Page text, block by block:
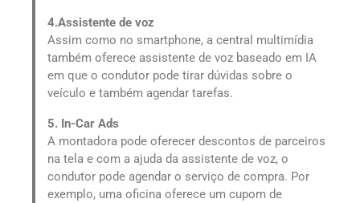
4.Assistente de voz
Assim como no smartphone, a central multimídia
também oferece assistente de voz baseado em IA
em que o condutor pode tirar dúvidas sobre o
veículo e também agendar tarefas.
5. In-Car Ads
A montadora pode oferecer descontos de parceiros
na tela e com a ajuda da assistente de voz, o
condutor pode agendar o serviço de compra. Por
exemplo, uma oficina oferece um cupom de